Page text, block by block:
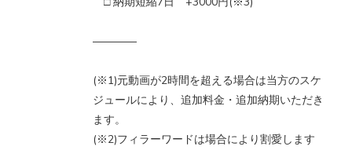
――――
(※1)元動画が2時間を超える場合は当方のスケ
ジュールにより、追加料金・追加納期いただき
ます。
(※2)フィラーワードは場合により割愛します